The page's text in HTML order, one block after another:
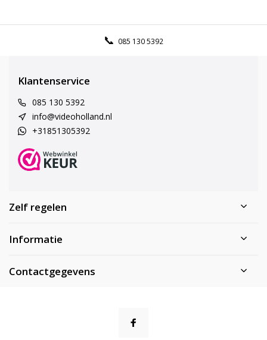
085 130 5392
Klantenservice
085 130 5392
info@videoholland.nl
+31851305392
Zelf regelen
Informatie
Contactgegevens